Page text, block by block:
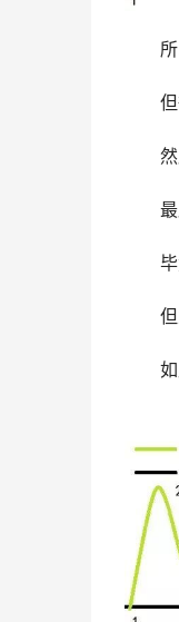
所以
但很
然后
最后
毕竟
但之
如此